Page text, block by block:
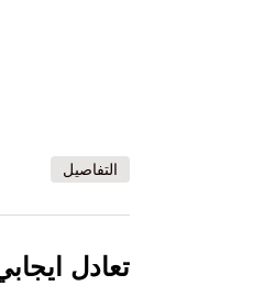
التفاصيل
تعادل